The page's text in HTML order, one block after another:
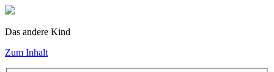
Das andere Kind
Zum Inhalt